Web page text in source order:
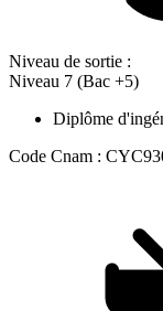
Niveau de sortie :
Niveau 7 (Bac +5)
Diplôme
Code Cnam :